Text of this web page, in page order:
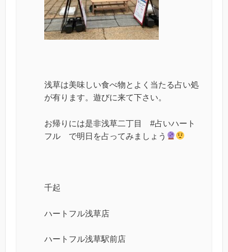
浅草は美味しい食べ物とよく当たる占い処
が有ります。遊びに来て下さい。
お帰りには是非浅草二丁目 #占いハート
フル で明日を占ってみましょう
千起
ハートフル浅草店
ハートフル浅草駅前店